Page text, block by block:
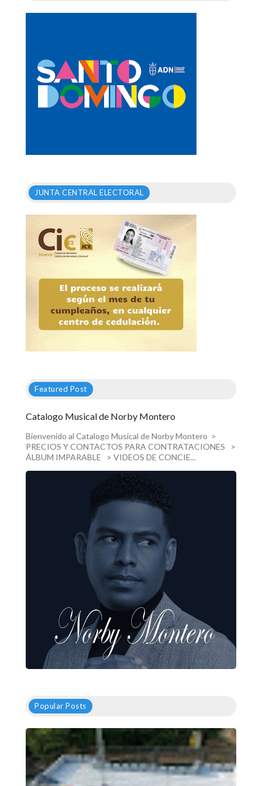
JUNTA CENTRAL ELECTORAL
Featured Post
Catalogo Musical de Norby Montero
Bienvenido al Catalogo Musical de Norby Montero >
PRECIOS Y CONTACTOS PARA CONTRATACIONES >
ÁLBUM IMPARABLE > VIDEOS DE CONCIE...
Popular Posts